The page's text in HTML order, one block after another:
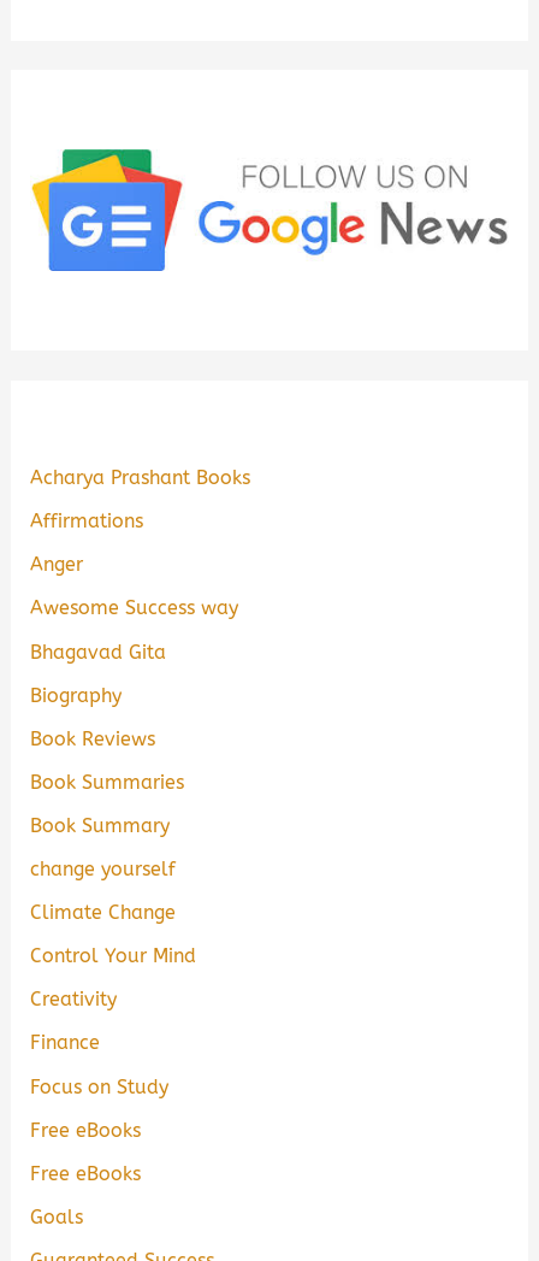
Acharya Prashant Books
Affirmations
Anger
Awesome Success way
Bhagavad Gita
Biography
Book Reviews
Book Summaries
Book Summary
change yourself
Climate Change
Control Your Mind
Creativity
Finance
Focus on Study
Free eBooks
Free eBooks
Goals